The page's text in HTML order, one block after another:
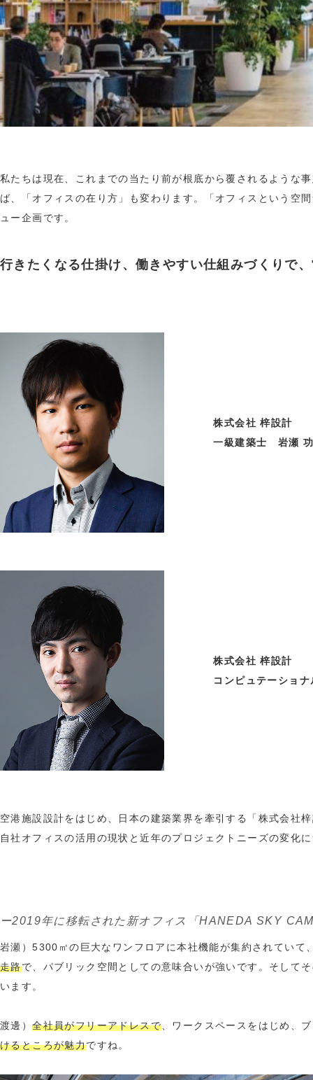
私たちは現在、これまでの当たり前が根底から覆されるような
ば、「オフィスの在り方」も変わります。「オフィスという空
ュー企画です。
行きたくなる仕掛け、働きやすい仕組みづくりで
株式会社 梓設計
一級建築士 岩瀬
株式会社 梓設計
コンピュテーショ
空港施設設計をはじめ、日本の建築業界を牽引する「株式会社
自社オフィスの活用の現状と近年のプロジェクトニーズの変化
ー2019年に移転された新オフィス「HANEDA SKY
岩瀬）5300㎡の巨大なワンフロアに本社機能が集約されてい
走路で、パブリック空間としての意味合いが強いです。そして
います。
渡邊）全社員がフリーアドレスで 、ワークスペースをはじめ、
けるところが魅力ですね。